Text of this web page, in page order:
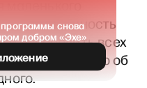
возможность
и освободить всех
договор об
снова
добром «Эхе»